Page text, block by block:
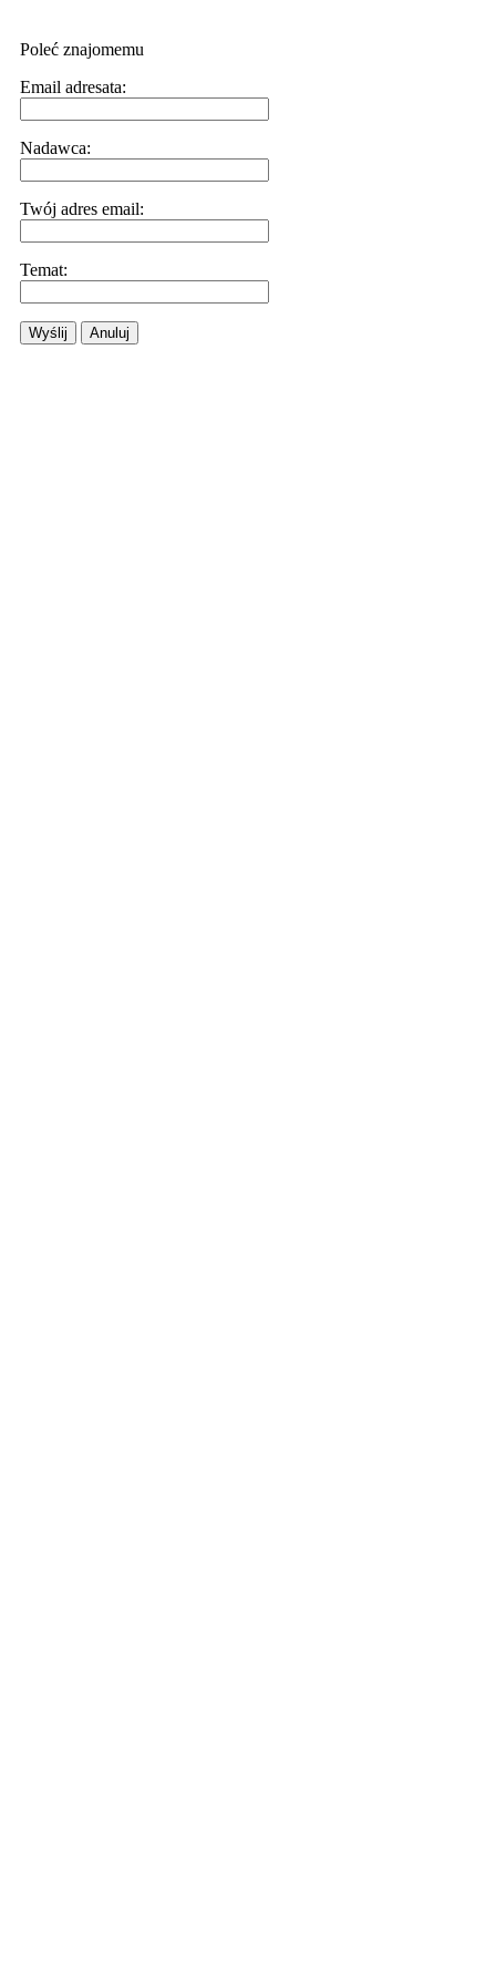
Poleć znajomemu
Email adresata:
Nadawca:
Twój adres email:
Temat:
Wyślij Anuluj